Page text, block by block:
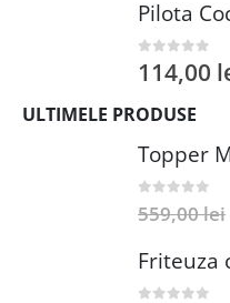
0 out of 5
114,00
ULTIMELE PRODUSE
Topper
out of 5
559,00lei